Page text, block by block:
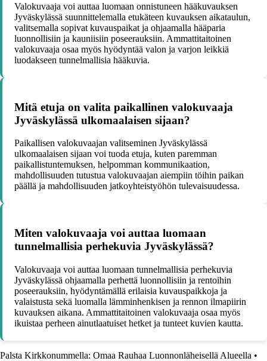
Valokuvaaja voi auttaa luomaan onnistuneen hääkuvauksen
Jyväskylässä suunnittelemalla etukäteen kuvauksen aikataulun,
valitsemalla sopivat kuvauspaikat ja ohjaamalla hääparia
luonnollisiin ja kauniisiin poseerauksiin. Ammattitaitoinen
valokuvaaja osaa myös hyödyntää valon ja varjon leikkiä
luodakseen tunnelmallisia hääkuvia.
Mitä etuja on valita paikallinen valokuvaaja
Jyväskylässä ulkomaalaisen sijaan?
Paikallisen valokuvaajan valitseminen Jyväskylässä
ulkomaalaisen sijaan voi tuoda etuja, kuten paremman
paikallistuntemuksen, helpomman kommunikaation,
mahdollisuuden tutustua valokuvaajan aiempiin töihin paikan
päällä ja mahdollisuuden jatkoyhteistyöhön tulevaisuudessa.
Miten valokuvaaja voi auttaa luomaan
tunnelmallisia perhekuvia Jyväskylässä?
Valokuvaaja voi auttaa luomaan tunnelmallisia perhekuvia
Jyväskylässä ohjaamalla perhettä luonnollisiin ja rentoihin
poseerauksiin, hyödyntämällä erilaisia kuvauspaikkoja ja
valaistusta sekä luomalla lämminhenkisen ja rennon ilmapiirin
kuvauksen aikana. Ammattitaitoinen valokuvaaja osaa myös
ikuistaa perheen ainutlaatuiset hetket ja tunteet kuvien kautta.
Palsta Kirkkonummella: Omaa Rauhaa Luonnonläheisellä Alueella •